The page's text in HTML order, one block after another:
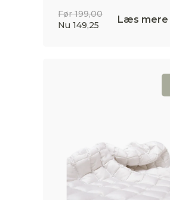
Før 199,00
Nu 149,25
Læs mere